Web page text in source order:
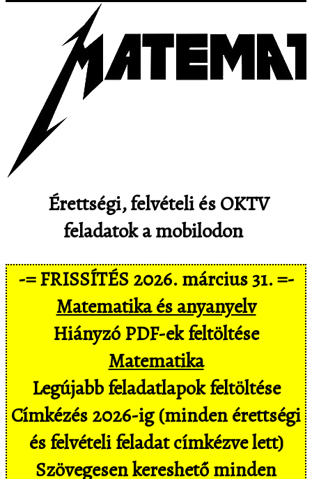
Érettségi, felvételi és OKTV
feladatok a mobilodon
-= FRISSÍTÉS 2026. március 31. =-
Matematika és anyanyelv
Hiányzó PDF-ek feltöltése
Matematika
Legújabb feladatlapok feltöltése
Címkézés 2026-ig (minden érettségi
és felvételi feladat címkézve lett)
Szövegesen kereshető minden